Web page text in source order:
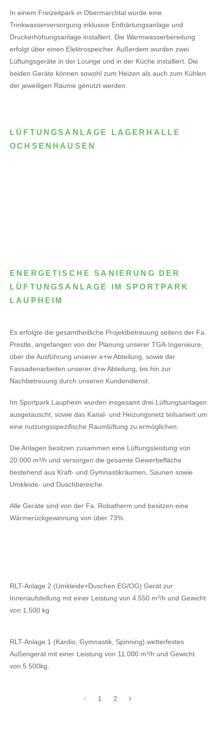
In einem Freizeitpark in Obermarchtal wurde eine
Trinkwasserversorgung inklusive Enthärtungsanlage und
Druckerhöhungsanlage installiert. Die Warmwasserbereitung
erfolgt über einen Elektrospeicher. Außerdem wurden zwei
Lüftungsgeräte in der Lounge und in der Küche installiert. Die
beiden Geräte können sowohl zum Heizen als auch zum Kühlen
der jeweiligen Räume genutzt werden.
LÜFTUNGSANLAGE LAGERHALLE
OCHSENHAUSEN
ENERGETISCHE SANIERUNG DER
LÜFTUNGSANLAGE IM SPORTPARK
LAUPHEIM
Es erfolgte die gesamtheitliche Projektbetreuung seitens der Fa.
Prestle, angefangen von der Planung unserer TGA-Ingenieure,
über die Ausführung unserer e+w Abteilung, sowie der
Fassadenarbeiten unserer d+w Abteilung, bis hin zur
Nachbetreuung durch unseren Kundendienst.
Im Sportpark Laupheim wurden insgesamt drei Lüftungsanlagen
ausgetauscht, sowie das Kanal- und Heizungsnetz teilsaniert um
eine nutzungsspezifische Raumlüftung zu ermöglichen.
Die Anlagen besitzen zusammen eine Lüftungsleistung von
20.000 m³/h und versorgen die gesamte Gewerbefläche
bestehend aus Kraft- und Gymnastikräumen, Saunen sowie
Umkleide- und Duschbereiche.
Alle Geräte sind von der Fa. Robatherm und besitzen eine
Wärmerückgewinnung von über 73%.
RLT-Anlage 2 (Umkleide+Duschen EG/OG) Gerät zur
Innenaufstellung mit einer Leistung von 4.550 m³/h und Gewicht
von 1.500 kg
RLT-Anlage 1 (Kardio, Gymnastik, Spinning) wetterfestes
Außengerät mit einer Leistung von 11.000 m³/h und Gewicht
von 5.500kg.
1 2